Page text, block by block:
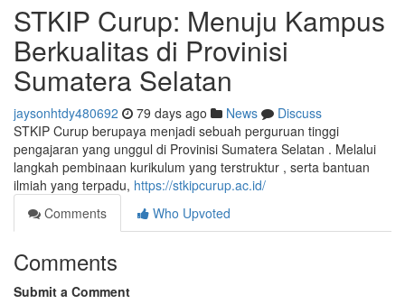
STKIP Curup: Menuju Kampus
Berkualitas di Provinisi
Sumatera Selatan
jaysonhtdy480692 79 days ago News
Discuss
STKIP Curup berupaya menjadi sebuah perguruan tinggi
pengajaran yang unggul di Provinisi Sumatera Selatan . Melalui
langkah pembinaan kurikulum yang terstruktur , serta bantuan
ilmiah yang terpadu, https://stkipcurup.ac.id/
Comments
Who Upvoted
Comments
Submit a Comment